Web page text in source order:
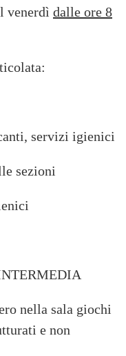
venerdì dalle ore 8
servizi igienici
sezioni
nella sala giochi
e non